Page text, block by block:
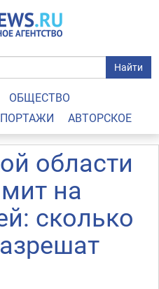
Найти
ОБЩЕСТВО
АВТОРСКОЕ
области
на
сколько